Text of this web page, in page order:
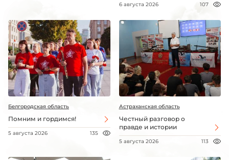
6 августа 2026 107
Белгородская область
Помним и гордимся!
5 августа 2026 135
Астраханская область
Честный разговор о
правде и истории
5 августа 2026 113